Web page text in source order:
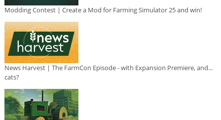
Modding Contest | Create a Mod for Farming Simulator 25 and win!
News Harvest | The FarmCon Episode - with Expansion Premiere, and...
cats?